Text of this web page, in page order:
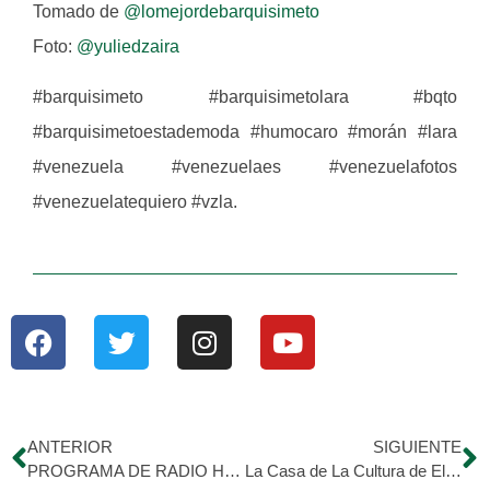
Tomado de @lomejordebarquisimeto
Foto: @yuliedzaira
#barquisimeto #barquisimetolara #bqto
#barquisimetoestademoda #humocaro #morán #lara
#venezuela #venezuelaes #venezuelafotos
#venezuelatequiero #vzla.
ANTERIOR
PROGRAMA DE RADIO HDM 2: Sabado 25/03/2017
SIGUIENTE
La Casa de La Cultura de El Tocuyo